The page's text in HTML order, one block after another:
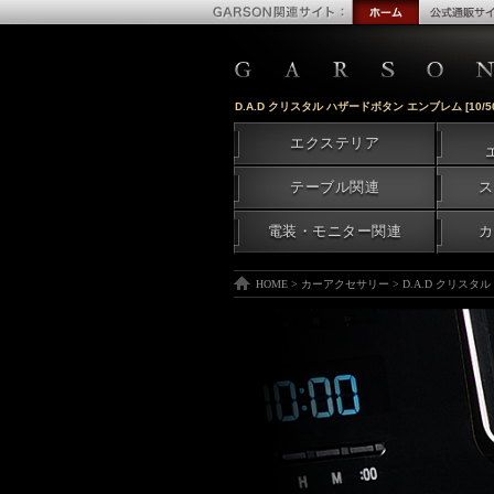
エクステリア
テーブル関連
電装・モニター関連
D.A.D クリスタル ハザードボタン エンブレム [10/
HOME > カーアクセサリー > D.A.D クリスタル